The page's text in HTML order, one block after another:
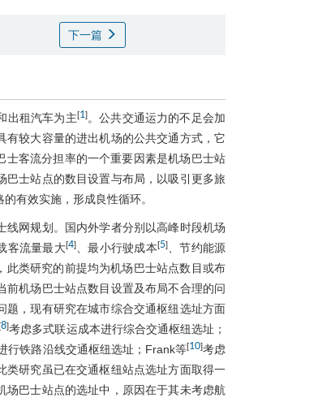
下一篇
出租汽车为主[1]。公共交通运力的不足会加
较大容量的进出机场的公共交通方式，它
士客流分担率的一个重要因素是机场巴士站
巴士站点的数目设置与布局，以吸引更多旅
有效实施，形成良性循环。
线网规划。国内外学者分别以高峰时段机场
客流量最大[4]、最小行驶成本[5]、节约能源
此类研究的前提均为机场巴士站点数目或布
前机场巴士站点数目设置及布局不合理的问
题，现有研究在城市综合交通枢纽选址方面
8]考虑多式联运成本进行综合交通枢纽选址；
行铁路沿线交通枢纽选址；Frank等[10]考虑
类研究虽已在交通枢纽站点选址方面取得一
场巴士站点的选址中，原因在于其未考虑航